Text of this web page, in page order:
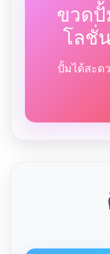
ขวดปั้
โลชั่
ปั้มได้สะด